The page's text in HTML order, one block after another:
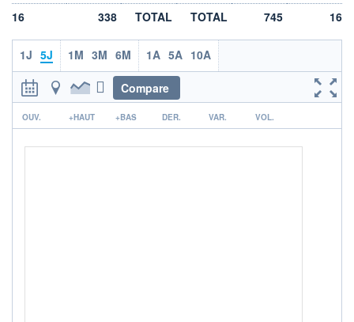
LIMITE À LA
78,3300
LIMITE À LA
82,3300
ÉLIGIBILITÉ
PEA
BOURSOVIE LUX
CTO BUSINESS
ACTIF NET (EUR)
16
338 TOTAL TOTAL 745 16
1J 5J 1M 3M 6M 1A 5A 10A
Compare
r
OUV. +HAUT +BAS DER. VAR. VOL.